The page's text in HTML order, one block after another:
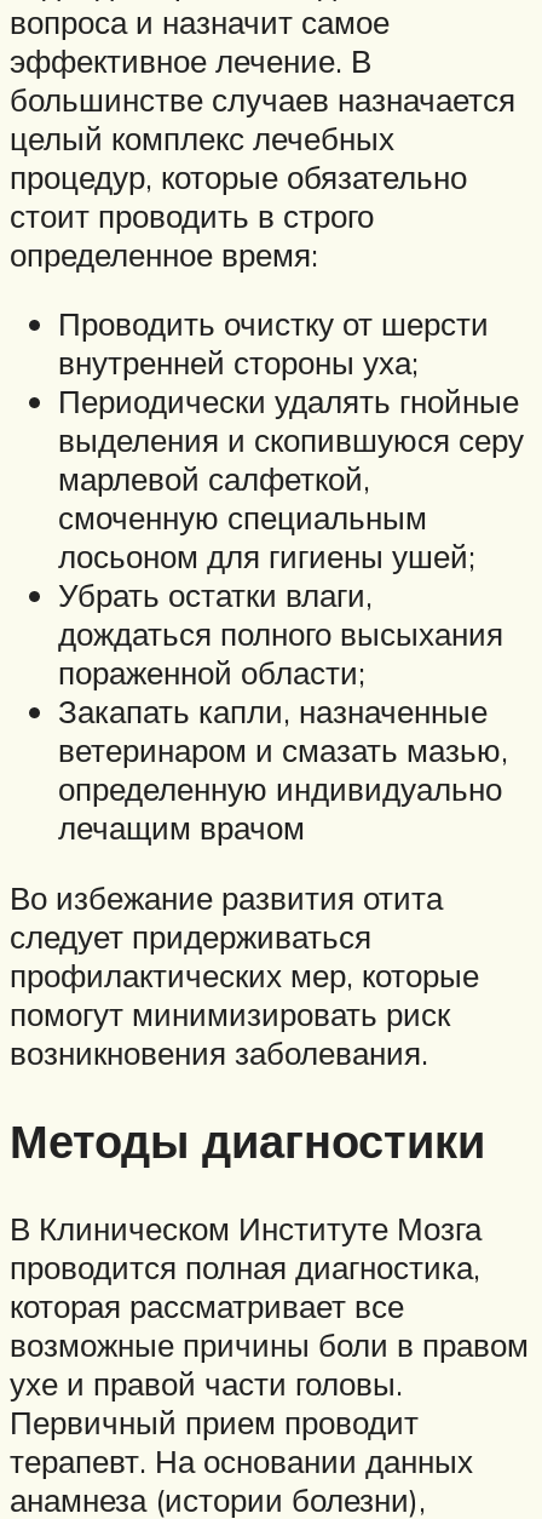
вопроса и назначит самое
эффективное лечение. В
большинстве случаев назначается
целый комплекс лечебных
процедур, которые обязательно
стоит проводить в строго
определенное время:
Проводить очистку от шерсти
внутренней стороны уха;
Периодически удалять гнойные
выделения и скопившуюся серу
марлевой салфеткой,
смоченную специальным
лосьоном для гигиены ушей;
Убрать остатки влаги,
дождаться полного высыхания
пораженной области;
Закапать капли, назначенные
ветеринаром и смазать мазью,
определенную индивидуально
лечащим врачом
Во избежание развития отита
следует придерживаться
профилактических мер, которые
помогут минимизировать риск
возникновения заболевания.
Методы диагностики
В Клиническом Институте Мозга
проводится полная диагностика,
которая рассматривает все
возможные причины боли в правом
ухе и правой части головы.
Первичный прием проводит
терапевт. На основании данных
анамнеза (истории болезни),